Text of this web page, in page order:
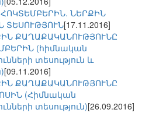
ՀՈԿՏԵՄԲԵՐԻՆ. ՆԵՐՔԻՆ
ՏԵՍՈՒԹՅՈՒՆ[17.11.2016]
ՔԱՂԱՔԱԿԱՆՈՒԹՅՈՒՆԸ
(հիմնական
տեսություն և
[09.11.2016]
ՔԱՂԱՔԱԿԱՆՈՒԹՅՈՒՆԸ
(Հիմնական
տեսություն)[26.09.2016]